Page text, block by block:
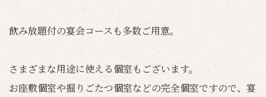
飲み放題付の宴会コースも多数ご用意。
さまざまな用途に使える個室もございます。
お座敷個室や掘りごたつ個室などの完全個室ですので、宴